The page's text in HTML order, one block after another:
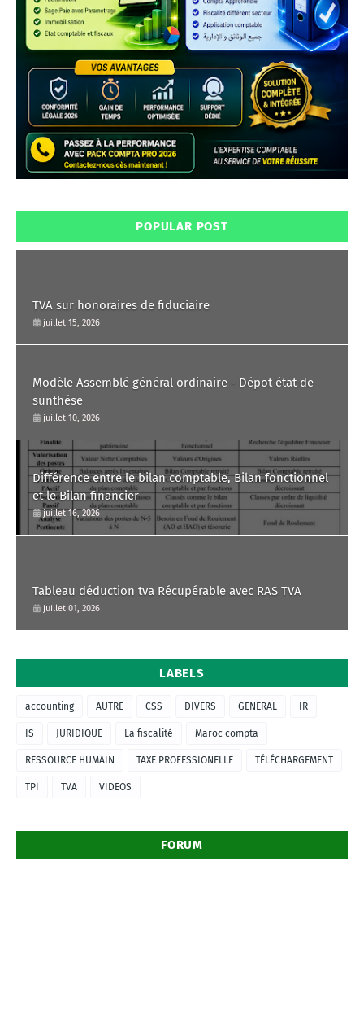
POPULAR POST
TVA sur honoraires de fiduciaire
juillet 15, 2026
Modèle Assemblé général ordinaire - Dépot état de
sunthése
juillet 10, 2026
Différence entre le bilan comptable, Bilan fonctionnel
et le Bilan financier
juillet 16, 2026
Tableau déduction tva Récupérable avec RAS TVA
juillet 01, 2026
LABELS
accounting AUTRE CSS DIVERS GENERAL IR
IS JURIDIQUE La fiscalité Maroc compta
RESSOURCE HUMAIN TAXE PROFESSIONELLE TÉLÉCHARGEMENT
TPI TVA VIDEOS
FORUM